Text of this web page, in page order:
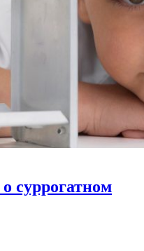
о суррогатном